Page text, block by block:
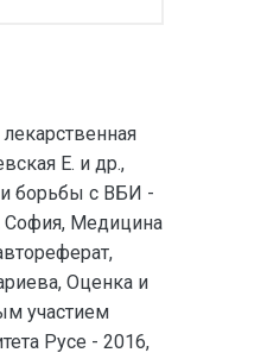
Е. и др.,
и борьбы с ВБИ -
София, Медицина
Оценка и
участием
Русе - 2016,